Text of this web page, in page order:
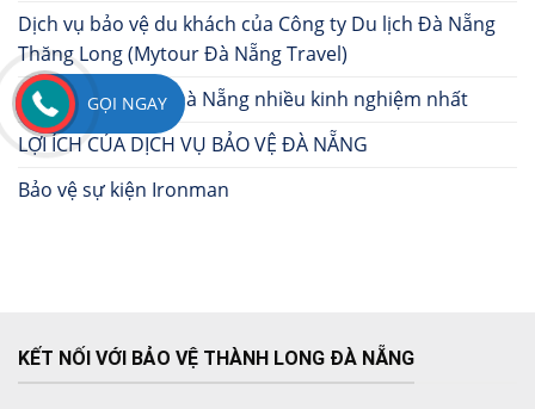
Dịch vụ bảo vệ du khách của Công ty Du lịch Đà Nẵng
Thăng Long (Mytour Đà Nẵng Travel)
Công ty bảo vệ ở Đà Nẵng nhiều kinh nghiệm nhất
LỢI ÍCH CỦA DỊCH VỤ BẢO VỆ ĐÀ NẴNG
Bảo vệ sự kiện Ironman
KẾT NỐI VỚI BẢO VỆ THÀNH LONG ĐÀ NẴNG
GỌI NGAY